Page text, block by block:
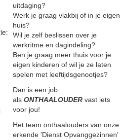
uitdaging?
Werk je graag vlakbij of in je eigen
huis?
Wil je zelf beslissen over je
werkritme en dagindeling?
Ben je graag meer thuis voor je
eigen kinderen of wil je ze laten
spelen met leeftijdsgenootjes?
Dan is een job
als ONTHAALOUDERvast iets
voor jou!
Het team onthaalouders van onze
erkende 'Dienst Opvanggezinnen'